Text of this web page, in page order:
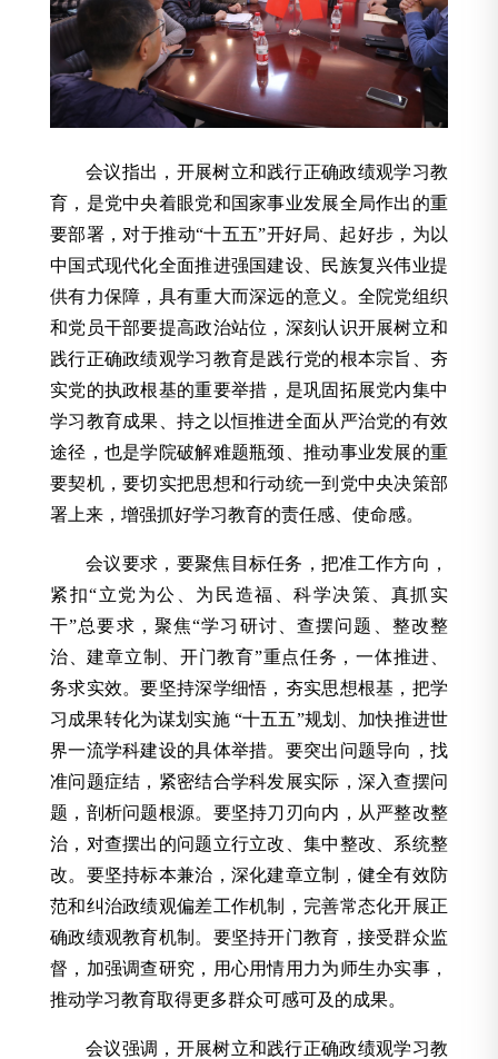
会议指出，开展树立和践行正确政绩观学习教
育，是党中央着眼党和国家事业发展全局作出的重
要部署，对于推动“十五五”开好局、起好步，为以
中国式现代化全面推进强国建设、民族复兴伟业提
供有力保障，具有重大而深远的意义。全院党组织
和党员干部要提高政治站位，深刻认识开展树立和
践行正确政绩观学习教育是践行党的根本宗旨、夯
实党的执政根基的重要举措，是巩固拓展党内集中
学习教育成果、持之以恒推进全面从严治党的有效
途径，也是学院破解难题瓶颈、推动事业发展的重
要契机，要切实把思想和行动统一到党中央决策部
署上来，增强抓好学习教育的责任感、使命感。
会议要求，要聚焦目标任务，把准工作方向，
紧扣“立党为公、为民造福、科学决策、真抓实
干”总要求，聚焦“学习研讨、查摆问题、整改整
治、建章立制、开门教育”重点任务，一体推进、
务求实效。要坚持深学细悟，夯实思想根基，把学
习成果转化为谋划实施 “十五五”规划、加快推进世
界一流学科建设的具体举措。要突出问题导向，找
准问题症结，紧密结合学科发展实际，深入查摆问
题，剖析问题根源。要坚持刀刃向内，从严整改整
治，对查摆出的问题立行立改、集中整改、系统整
改。要坚持标本兼治，深化建章立制，健全有效防
范和纠治政绩观偏差工作机制，完善常态化开展正
确政绩观教育机制。要坚持开门教育，接受群众监
督，加强调查研究，用心用情用力为师生办实事，
推动学习教育取得更多群众可感可及的成果。
会议强调，开展树立和践行正确政绩观学习教